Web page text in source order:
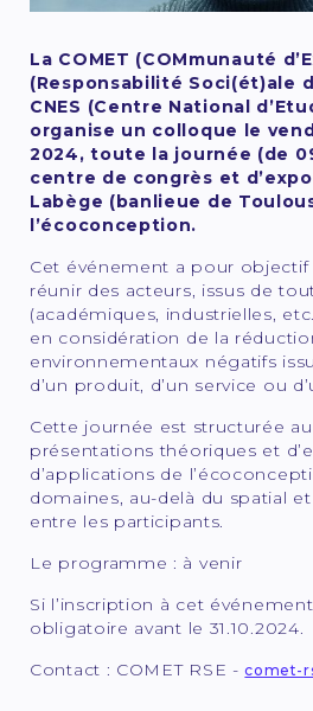
La COMET (COMmunauté
(Responsabilité Soci(ét)ale
CNES (Centre National
organise un colloque le
2024, toute la journée (de
centre de congrès et
Labège (banlieue de
l’écoconception.
Cet événement a pour
réunir des acteurs, issus de
(académiques, industrielles,
en considération de la
environnementaux négatifs
d’un produit, d’un service ou
Cette journée est structurée
présentations théoriques et
d’applications de
domaines, au-delà du spatial
entre les participants.
Le programme : à venir
Si l’inscription à cet
obligatoire avant le 31.10.2024.
Contact : COMET RSE -comet-